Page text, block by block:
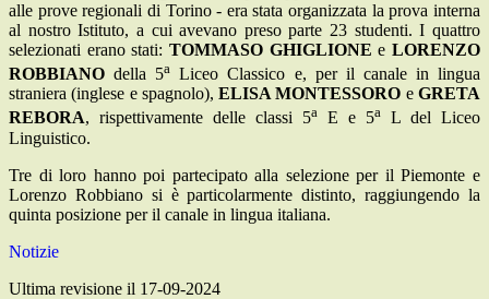
alle prove regionali di Torino - era stata organizzata la prova interna
al nostro Istituto, a cui avevano preso parte 23 studenti. I quattro
selezionati erano stati: TOMMASO GHIGLIONE eLORENZO
ROBBIANO della 5a Liceo Classico e, per il canale in lingua
straniera (inglese e spagnolo),ELISA MONTESSORO eGRETA
REBORA, rispettivamente delle classi 5a E e 5a L del Liceo
Linguistico.
Tre di loro hanno poi partecipato alla selezione per il Piemonte e
Lorenzo Robbiano si è particolarmente distinto, raggiungendo la
quinta posizione per il canale in lingua italiana.
Notizie
Ultima revisione il 17-09-2024